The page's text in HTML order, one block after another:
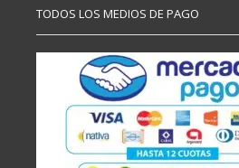
TODOS LOS MEDIOS DE PAGO